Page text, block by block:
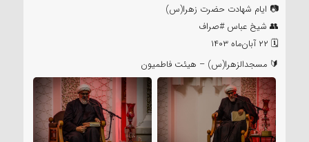
📷 ایام شهادت حضرت زهرا(س)
👥 شیخ عباس #صراف
🗓 ۲۲ آبان‌ماه ۱۴۰۳
🔰 مسجدالزهرا(س) – هیئت فاطمیون